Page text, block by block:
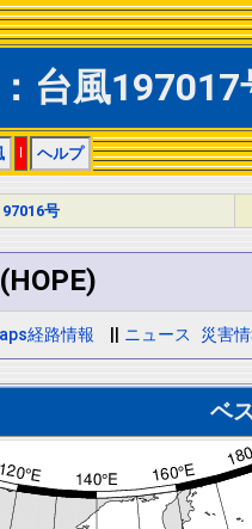
台風197017
| ヘルプ
号
経路情報 ニュース 災害
ベ